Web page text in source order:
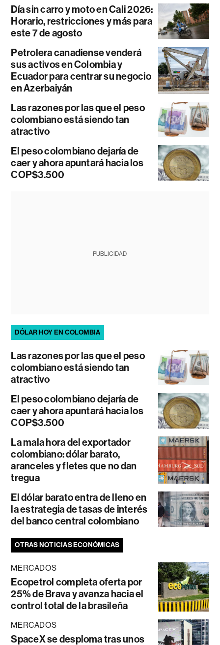
Día sin carro y moto en Cali 2026:
Horario, restricciones y más para
este 7 de agosto
Petrolera canadiense venderá
sus activos en Colombia y
Ecuador para centrar su negocio
en Azerbaiyán
Las razones por las que el peso
colombiano está siendo tan
atractivo
El peso colombiano dejaría de
caer y ahora apuntará hacia los
COP$3.500
PUBLICIDAD
DÓLAR HOY EN COLOMBIA
Las razones por las que el peso
colombiano está siendo tan
atractivo
El peso colombiano dejaría de
caer y ahora apuntará hacia los
COP$3.500
La mala hora del exportador
colombiano: dólar barato,
aranceles y fletes que no dan
tregua
El dólar barato entra de lleno en
la estrategia de tasas de interés
del banco central colombiano
OTRAS NOTICIAS ECONÓMICAS
MERCADOS
Ecopetrol completa oferta por
25% de Brava y avanza hacia el
control total de la brasileña
MERCADOS
SpaceX se desploma tras unos